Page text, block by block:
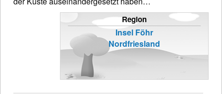
Region
Insel Föhr
Nordfriesland